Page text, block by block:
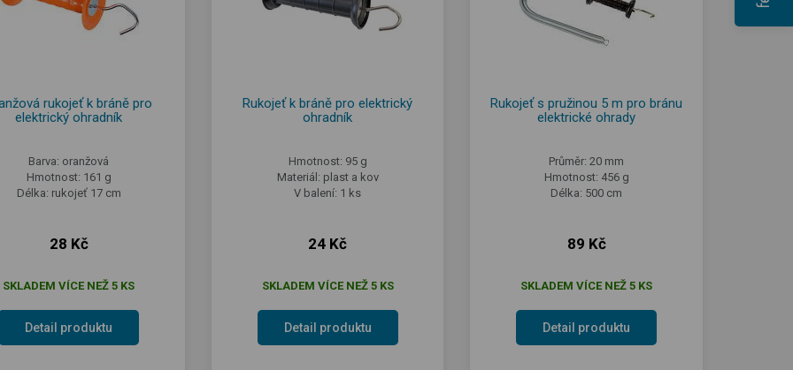
rukojeť k bráně pro
elektrický ohradník
Barva: oranžová
Hmotnost: 161 g
Délka: rukojeť 17 cm
28 Kč
SKLADEM VÍCE NEŽ 5 KS
Detail produktu
Rukojeť k bráně pro elektrický
ohradník
Hmotnost: 95 g
Materiál: plast a kov
V balení: 1 ks
24 Kč
SKLADEM VÍCE NEŽ 5 KS
Detail produktu
Rukojeť s pružinou 5 m pro bránu
elektrické ohrady
Průměr: 20 mm
Hmotnost: 456 g
Délka: 500 cm
89 Kč
SKLADEM VÍCE NEŽ 5 KS
Detail produktu